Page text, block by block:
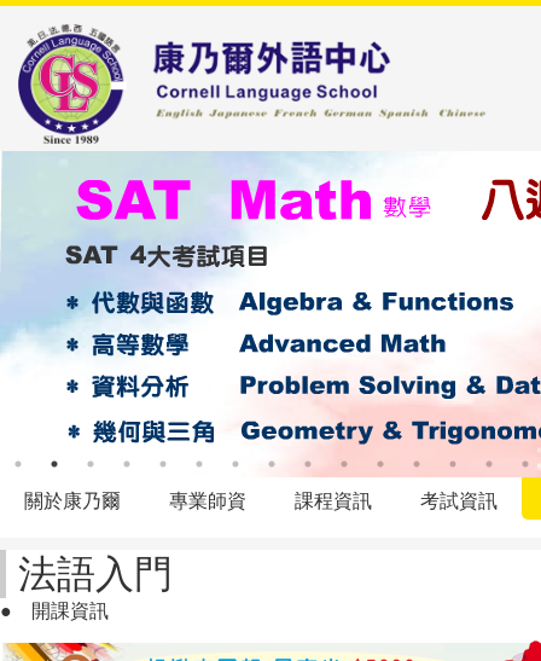
關於康乃爾 專業師資 課程資訊 考試資訊
法語入門
● 開課資訊